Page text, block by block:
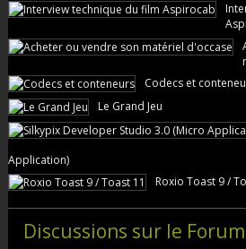
Codecs et
Le Grand Jeu
Application)
Roxio Toast 9 /
Discussions sur le Forum